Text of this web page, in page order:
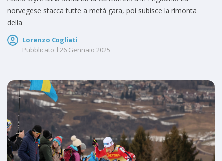
norvegese stacca tutte a metà gara, poi subisce la rimonta
della
Lorenzo Cogliati
Pubblicato il 26 Gennaio 2025